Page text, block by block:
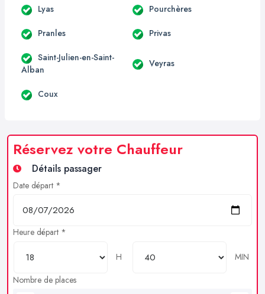
Lyas Pourchères
Pranles Privas
Saint-Julien-en-Saint-
Alban
Veyras
Coux
Réservez votre Chauffeur
Détails passager
Date départ *
Heure départ *
H
MIN
Nombre de places